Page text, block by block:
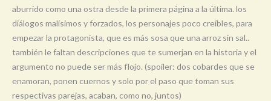
aburrido como una ostra desde la primera página a la última. los
diálogos malísimos y forzados, los personajes poco creíbles, para
empezar la protagonista, que es más sosa que una arroz sin sal..
también le faltan descripciones que te sumerjan en la historia y el
argumento no puede ser más flojo. (spoiler: dos cobardes que se
enamoran, ponen cuernos y solo por el paso que toman sus
respectivas parejas, acaban, como no, juntos)